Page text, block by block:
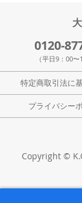
0120-
（平日9：00〜
特定商取引法に
プライバシー
Copyright ©